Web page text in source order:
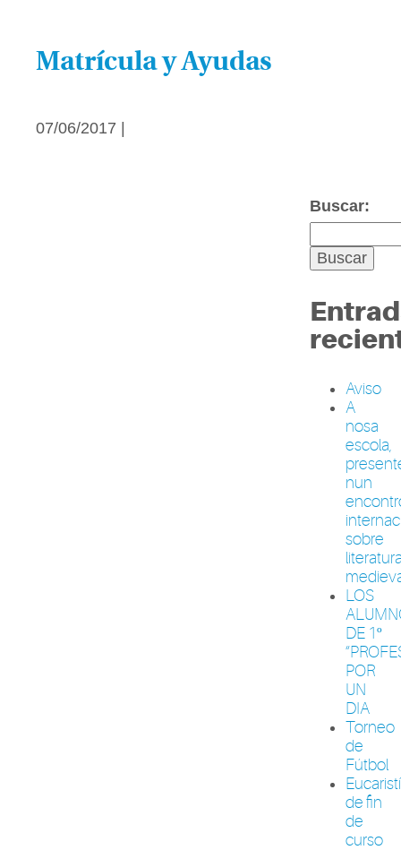
Matrícula y Ayudas
07/06/2017 |
Buscar:
Aviso
A
nosa
escola,
nun
sobre
LOS
DE 1º
POR
UN
DIA
Torneo
de
Fútbol
de fin
de
curso